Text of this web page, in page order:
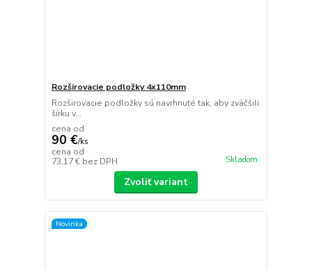
Rozširovacie podložky 4x110mm
Rozširovacie podložky sú navrhnuté tak, aby zväčšili
šírku v...
cena od
90 €/ks
cena od
73,17 € bez DPH Skladom
Zvoliť variant
Novinka